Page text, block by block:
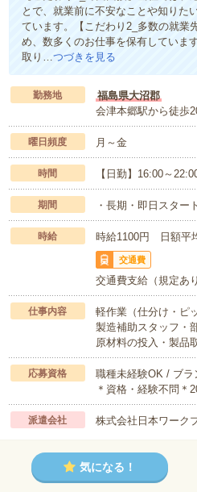
とで、就業前に不安なことや知りた
ています。【こだわり2_多数の就業
め、数多くのお仕事を保有していま
取り… つづきを見る
勤務地
福島県大沼郡
会津本郷駅から徒歩
曜日頻度 月～金
時間 【日勤】16:00～
期間 ・長期・即日スター
時給 時給1100円 日額平
交通費
交通費支給（規定あり
仕事内容
軽作業（仕分け・ピ
製造補助スタッフ・
原材料の投入・製品
応募資格
職種未経験OK / ブラ
＊資格・経験不問＊
派遣会社 株式会社日本ワーク
気になる！